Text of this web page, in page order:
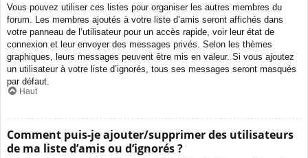
Vous pouvez utiliser ces listes pour organiser les autres membres du
forum. Les membres ajoutés à votre liste d’amis seront affichés dans
votre panneau de l’utilisateur pour un accès rapide, voir leur état de
connexion et leur envoyer des messages privés. Selon les thèmes
graphiques, leurs messages peuvent être mis en valeur. Si vous ajoutez
un utilisateur à votre liste d’ignorés, tous ses messages seront masqués
par défaut.
Haut
Comment puis-je ajouter/supprimer des utilisateurs
de ma liste d’amis ou d’ignorés ?